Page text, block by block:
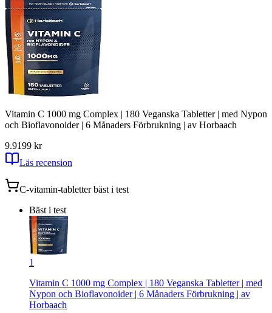
Vitamin C 1000 mg Complex | 180 Veganska Tabletter | med Nypon
och Bioflavonoider | 6 Månaders Förbrukning | av Horbaach
9.9199 kr
Läs recension
C-vitamin-tabletterbäst i test
Bäst i test
1
Vitamin C 1000 mg Complex | 180 Veganska Tabletter | med
Nypon och Bioflavonoider | 6 Månaders Förbrukning | av
Horbaach